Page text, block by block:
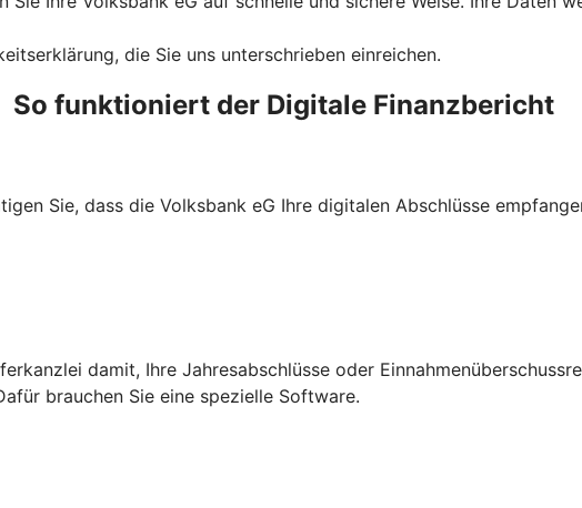
die Sie uns unterschrieben einreichen.
So funktioniert der Digitale Finanzbericht
Sie, dass die Volksbank eG Ihre digitalen Abschlüsse
damit, Ihre Jahresabschlüsse oder
brauchen Sie eine spezielle Software.